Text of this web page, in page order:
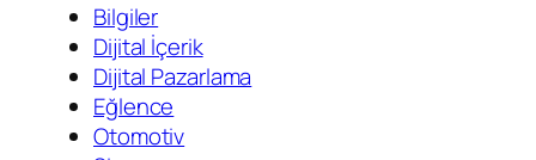
Bilgiler
Dijital İçerik
Dijital Pazarlama
Eğlence
Otomotiv